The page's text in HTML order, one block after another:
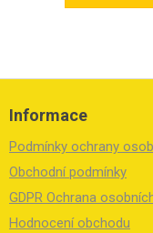
Z
Informace
Podmínky ochrany
Obchodní podmínky
GDPR Ochrana
Hodnocení obchodu